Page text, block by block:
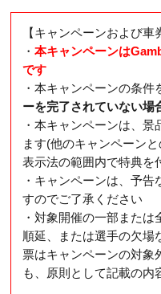
【キャンペーンおよび車
・ 本キャンペーンは
です
・本キャンペーンの条件
ーを完了されていない場
・本キャンペーンは、
ます(他のキャンペーン
表示法の範囲内で特典を
・キャンペーンは、予
すのでご了承ください
・対象開催の一部または
順延、または選手の欠場
票はキャンペーンの対象
も、原則として記載の内